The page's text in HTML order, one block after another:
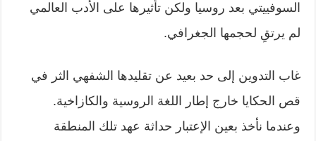
السوفييتي بعد روسيا ولكن تأثيرها على الأدب العالمي
لم يرتقِ لحجمها الجغرافي.
غاب التدوين إلى حد بعيد عن تقليدها الشفهي الثر في
قص الحكايا خارج إطار اللغة الروسية والكازاخية.
وعندما نأخذ بعين الإعتبار حداثة عهد تلك المنطقة